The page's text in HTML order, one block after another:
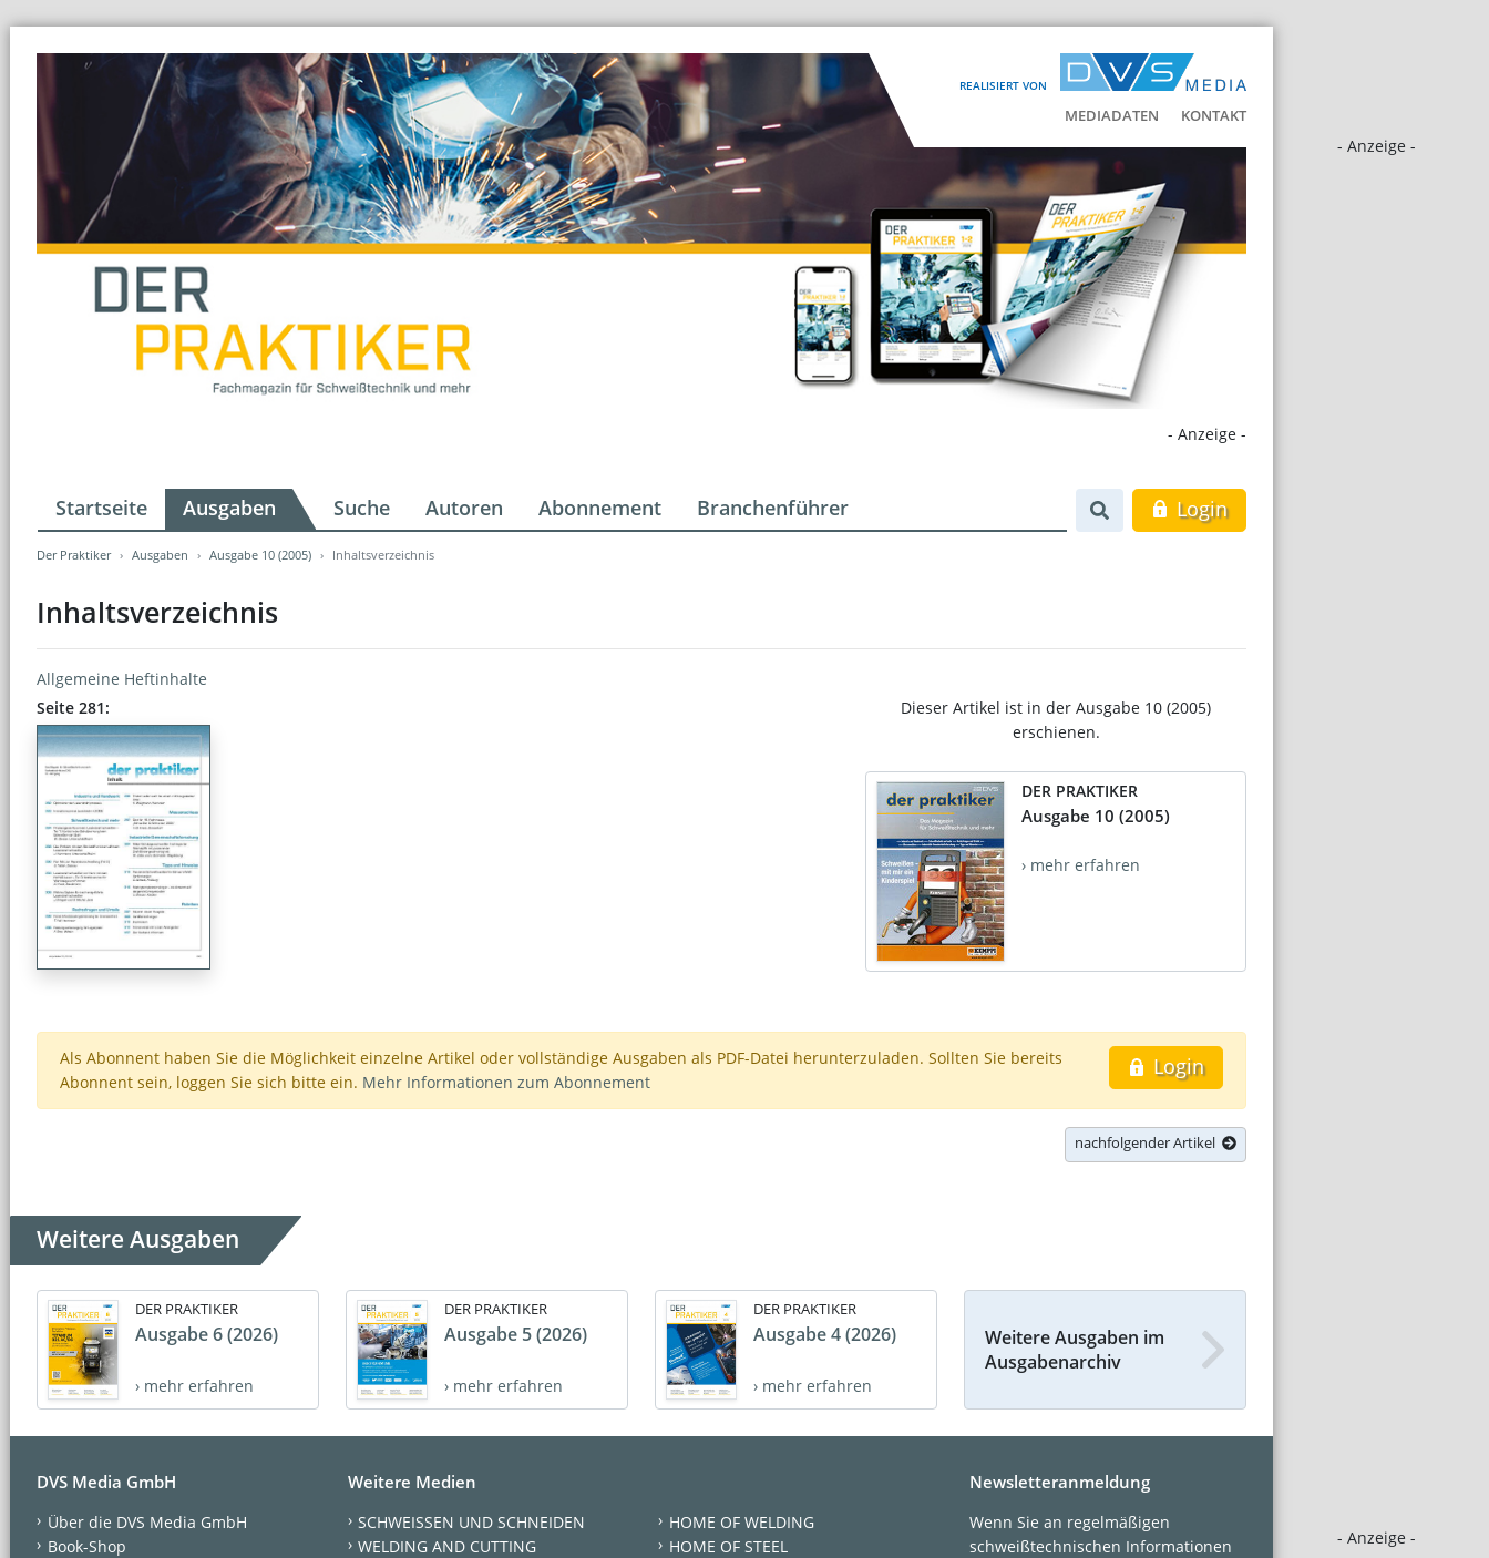
REALISIERT VON
MEDIADATEN KONTAKT
- Anzeige -
- Anzeige -
- Anzeige -
Startseite Ausgaben Suche Autoren Abonnement Branchenführer Login
Der Praktiker Ausgaben Ausgabe 10 (2005) Inhaltsverzeichnis
Inhaltsverzeichnis
Allgemeine Heftinhalte
Seite 281:
Dieser Artikel ist in der Ausgabe 10 (2005)
erschienen.
DER PRAKTIKER
Ausgabe 10 (2005)
› mehr erfahren
Login
Als Abonnent haben Sie die Möglichkeit einzelne Artikel oder vollständige Ausgaben als PDF-Datei herunterzuladen. Sollten Sie bereits
Abonnent sein, loggen Sie sich bitte ein. Mehr Informationen zum Abonnement
nachfolgender Artikel
Weitere Ausgaben
DER PRAKTIKER
Ausgabe 6 (2026)
› mehr erfahren
DER PRAKTIKER
Ausgabe 5 (2026)
› mehr erfahren
DER PRAKTIKER
Ausgabe 4 (2026)
› mehr erfahren
Weitere Ausgaben im
Ausgabenarchiv
DVS Media GmbH
Über die DVS Media GmbH
Book-Shop
Weitere Medien
SCHWEISSEN UND SCHNEIDEN
WELDING AND CUTTING
HOME OF WELDING
HOME OF STEEL
Newsletteranmeldung
Wenn Sie an regelmäßigen
schweißtechnischen Informationen